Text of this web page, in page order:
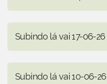
Subindo lá vai 17-06-26
Subindo lá vai 10-06-26